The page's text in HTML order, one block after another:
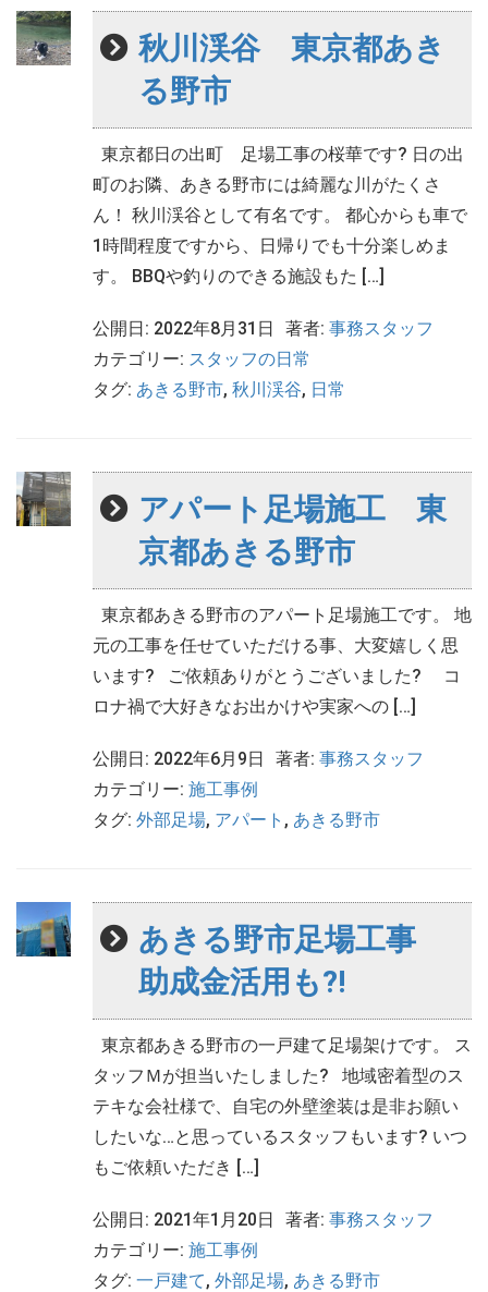
秋川渓谷 東京都あき
る野市
東京都日の出町 足場工事の桜華です? 日の出
町のお隣、あきる野市には綺麗な川がたくさ
ん！ 秋川渓谷として有名です。 都心からも車で
1時間程度ですから、日帰りでも十分楽しめま
す。 BBQや釣りのできる施設もた […]
公開日: 2022年8月31日 著者: 事務スタッフ
カテゴリー: スタッフの日常
タグ: あきる野市, 秋川渓谷, 日常
アパート足場施工 東
京都あきる野市
東京都あきる野市のアパート足場施工です。 地
元の工事を任せていただける事、大変嬉しく思
います? ご依頼ありがとうございました? コ
ロナ禍で大好きなお出かけや実家への […]
公開日: 2022年6月9日 著者: 事務スタッフ
カテゴリー: 施工事例
タグ: 外部足場, アパート , あきる野市
あきる野市足場工事
助成金活用も?!
東京都あきる野市の一戸建て足場架けです。 ス
タッフＭが担当いたしました? 地域密着型のス
テキな会社様で、自宅の外壁塗装は是非お願い
したいな…と思っているスタッフもいます? いつ
もご依頼いただき […]
公開日: 2021年1月20日 著者: 事務スタッフ
カテゴリー: 施工事例
タグ: 一戸建て, 外部足場, あきる野市